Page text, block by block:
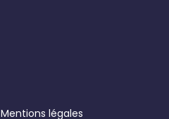
Mentions légales